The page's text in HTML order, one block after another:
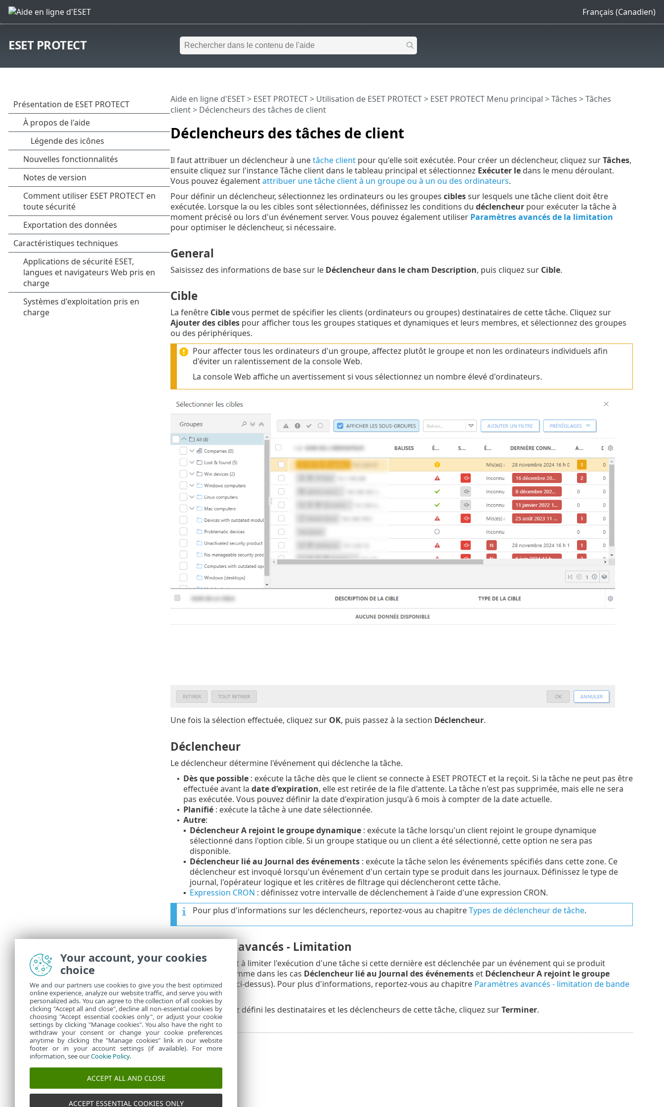
Français (Canadien)
ESET PROTECT
Déclencheurs des tâches de client
Aide en ligne d'ESET> ESET PROTECT> Utilisation de ESET PROTECT> ESET PROTECT Menu principal >Tâches >Tâches
client> Déclencheurs des tâches de client
Il faut attribuer un déclencheur à unetâche clientpour qu'elle soit exécutée. Pour créer un déclencheur, cliquez surTâches,
ensuite cliquez sur l'instance Tâche client dans le tableau principal et sélectionnez Exécuter ledans le menu déroulant.
Vous pouvez égalementattribuer une tâche client à un groupe ou à un ou des ordinateurs.
Pour définir un déclencheur, sélectionnez les ordinateurs ou les groupes ciblessur lesquels une tâche client doit être
exécutée. Lorsque la ou les cibles sont sélectionnées, définissez les conditions du déclencheur pour exécuter la tâche à
moment précisé ou lors d'un événement server. Vous pouvez également utiliser Paramètres avancés de la limitation
pour optimiser le déclencheur, si nécessaire.
General
Saisissez des informations de base sur le Déclencheur dans le cham Description, puis cliquez sur Cible.
Cible
La fenêtre Ciblevous permet de spécifier les clients (ordinateurs ou groupes) destinataires de cette tâche. Cliquez sur
Ajouter des ciblespour afficher tous les groupes statiques et dynamiques et leurs membres, et sélectionnez des groupes
ou des périphériques.
Pour affecter tous les ordinateurs d'un groupe, affectez plutôt le groupe et non les ordinateurs individuels afin
d'éviter un ralentissement de la console Web.
La console Web affiche un avertissement si vous sélectionnez un nombre élevé d'ordinateurs.
Une fois la sélection effectuée, cliquez sur OK, puis passez à la section Déclencheur.
Déclencheur
Le déclencheur détermine l'événement qui déclenche la tâche.
• Dès que possible: exécute la tâche dès que le client se connecte à ESET PROTECT et la reçoit. Si la tâche ne peut pas être
effectuée avant la date d'expiration, elle est retirée de la file d'attente. La tâche n'est pas supprimée, mais elle ne sera
pas exécutée. Vous pouvez définir la date d'expiration jusqu'à 6 mois à compter de la date actuelle.
• Planifié: exécute la tâche à une date sélectionnée.
• Autre:
▪ Déclencheur A rejoint le groupe dynamique: exécute la tâche lorsqu'un client rejoint le groupe dynamique
sélectionné dans l'option cible. Si un groupe statique ou un client a été sélectionné, cette option ne sera pas
disponible.
▪ Déclencheur lié au Journal des événements: exécute la tâche selon les événements spécifiés dans cette zone. Ce
déclencheur est invoqué lorsqu'un événement d'un certain type se produit dans les journaux. Définissez le type de
journal, l'opérateur logique et les critères de filtrage qui déclencheront cette tâche.
▪ Expression CRON : définissez votre intervalle de déclenchement à l'aide d'une expression CRON.
Pour plus d'informations sur les déclencheurs, reportez-vous au chapitreTypes de déclencheur de tâche.
Paramètres avancés - Limitation
une limitation sert à limiter l'exécution d'une tâche si cette dernière est déclenchée par un événement qui se produit
fréquemment, comme dans les cas Déclencheur lié au Journal des événementset Déclencheur A rejoint le groupe
dynamique(voir ci-dessus). Pour plus d'informations, reportez-vous au chapitre Paramètres avancés - limitation de bande
passante.
Lorsque vous avez défini les destinataires et les déclencheurs de cette tâche, cliquez surTerminer.
Your account, your cookies
choice
We and our partners use cookies to give you the best optimized
online experience, analyze our website traffic, and serve you with
personalized ads. You can agree to the collection of all cookies by
clicking "Accept all and close", decline all non-essential cookies by
choosing "Accept essential cookies only", or adjust your cookie
settings by clicking "Manage cookies". You also have the right to
withdraw your consent or change your cookie preferences
anytime by clicking the "Manage cookies" link in our website
footer or in your account settings (if available). For more
information, see ourCookie Policy.
ACCEPT ALL AND CLOSE
ACCEPT ESSENTIAL COOKIES ONLY